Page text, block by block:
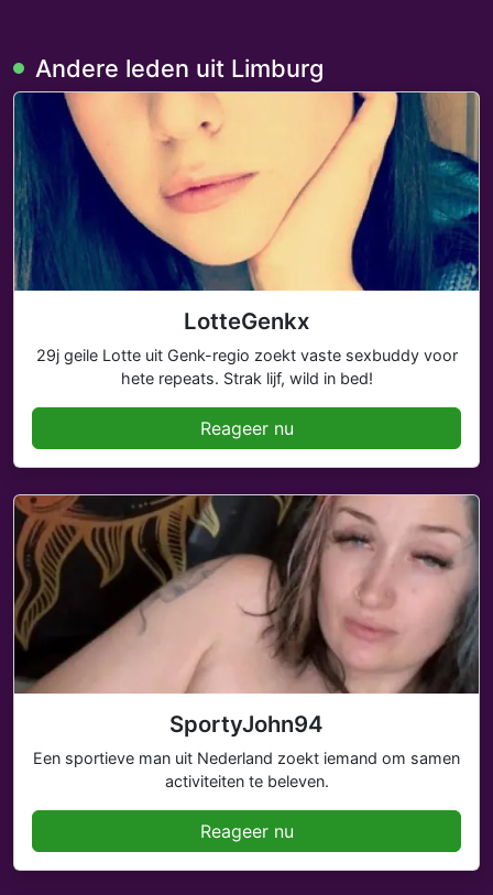
Andere leden uit Limburg
LotteGenkx
29j geile Lotte uit Genk-regio zoekt vaste sexbuddy voor
hete repeats. Strak lijf, wild in bed!
Reageer nu
SportyJohn94
Een sportieve man uit Nederland zoekt iemand om samen
activiteiten te beleven.
Reageer nu